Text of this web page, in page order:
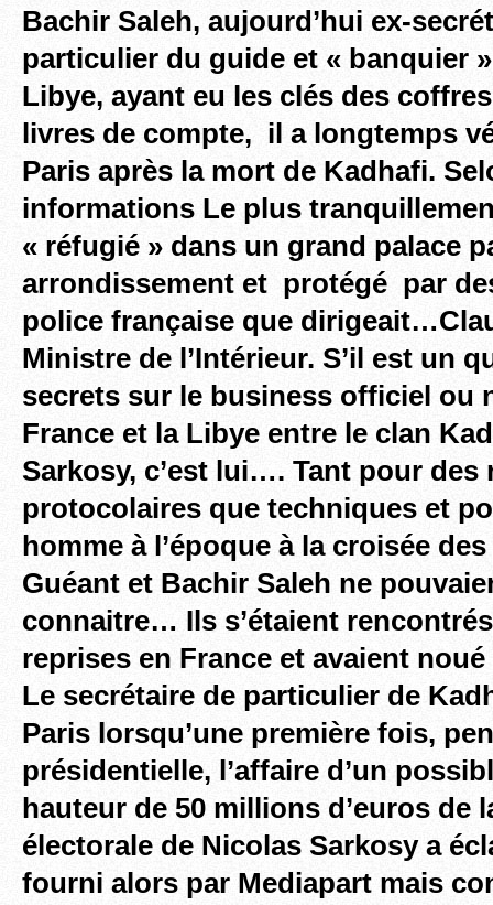
Bachir Saleh, aujourd’hui ex-
particulier du guide et « banquier
Libye, ayant eu les clés des
livres de compte, il a longtemps
Paris après la mort de Kadhafi.
informations Le plus
« réfugié » dans un grand palace
arrondissement et protégé par
police française que
Ministre de l’Intérieur. S’il est un
secrets sur le business officiel ou
France et la Libye entre le clan
Sarkosy, c’est lui…. Tant pour des
protocolaires que techniques et
homme à l’époque à la croisée
Guéant et Bachir Saleh ne
connaitre… Ils s’étaient
reprises en France et avaient
Le secrétaire de particulier de
Paris lorsqu’une première fois,
présidentielle, l’affaire d’un
hauteur de 50 millions d’euros de
électorale de Nicolas Sarkosy a
fourni alors par Mediapart mais